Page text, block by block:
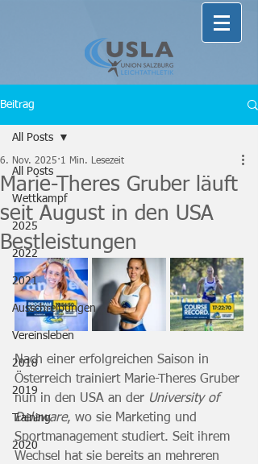
Beitrag
All Posts
Wettkampf
2025
2022
2021
Ausschreibungen
Vereinsleben
2018
2019
Training
2020
All Posts
Marie-Theres Gruber läuft
seit August in den USA
Bestleistungen
6. Nov. 2025 1 Min. Lesezeit
Nach einer erfolgreichen Saison in
Österreich trainiert Marie-Theres Gruber
nun in den USA an der University of
Delaware, wo sie Marketing und
Sportmanagement studiert. Seit ihrem
Wechsel hat sie bereits an mehreren